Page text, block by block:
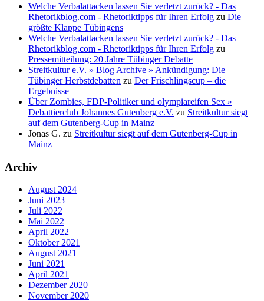
Welche Verbalattacken lassen Sie verletzt zurück? - Das
Rhetorikblog.com - Rhetoriktipps für Ihren Erfolg zu Die
größte Klappe Tübingens
Welche Verbalattacken lassen Sie verletzt zurück? - Das
Rhetorikblog.com - Rhetoriktipps für Ihren Erfolg zu
Pressemitteilung: 20 Jahre Tübinger Debatte
Streitkultur e.V. » Blog Archive » Ankündigung: Die
Tübinger Herbstdebatten zu Der Frischlingscup – die
Ergebnisse
Über Zombies, FDP-Politiker und olympiareifen Sex »
Debattierclub Johannes Gutenberg e.V. zu Streitkultur siegt
auf dem Gutenberg-Cup in Mainz
Jonas G. zu Streitkultur siegt auf dem Gutenberg-Cup in
Mainz
Archiv
August 2024
Juni 2023
Juli 2022
Mai 2022
April 2022
Oktober 2021
August 2021
Juni 2021
April 2021
Dezember 2020
November 2020